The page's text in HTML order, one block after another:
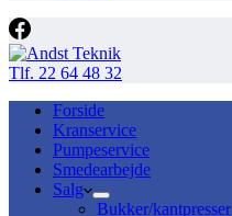
Tlf. 22 64 48 32
Forside
Kranservice
Pumpeservice
Smedearbejde
Salg
Bukker/kantpresser